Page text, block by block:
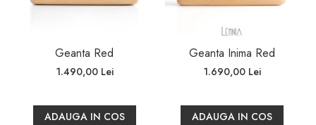
Geanta Red
1.490,00 Lei
ADAUGA IN COS
Geanta Inima Red
1.690,00 Lei
ADAUGA IN COS